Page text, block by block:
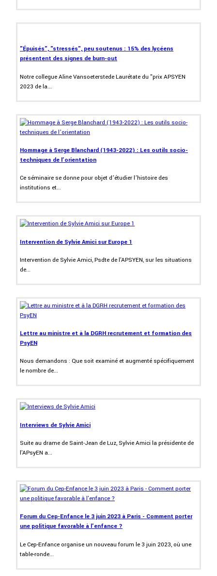
"Épuisés", "stressés", peu soutenus : 15% des lycéens
présentent des signes de burn-out
Notre collegue Aline Vansoeterstede Laurétate du "prix APSYEN
2023 de la...
Hommage à Serge Blanchard (1943-2022) : Les outils socio-
techniques de l’orientation
Ce séminaire se donne pour objet d’étudier l’histoire des
institutions et...
Intervention de Sylvie Amici sur Europe 1
Intervention de Sylvie Amici, Psdte de l'APSYEN, sur les situations
de...
Lettre au ministre et à la DGRH recrutement et formation des
PsyEN
Nous demandons : Que soit examiné et augmenté spécifiquement
le nombre de...
Interviews de Sylvie Amici
Suite au drame de Saint-Jean de Luz, Sylvie Amici la présidente de
l'APsyEN a...
Forum du Cep-Enfance le 3 juin 2023 à Paris - Comment porter
une politique favorable à l'enfance ?
Le Cep-Enfance organise un nouveau forum le 3 juin 2023, où une
table-ronde...